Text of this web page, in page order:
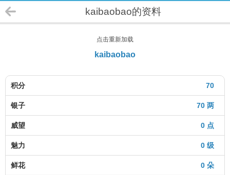
kaibaobao的资料
点击重新加载
kaibaobao
70
积分
70 两
银子
0 点
威望
0 级
魅力
0 朵
鲜花